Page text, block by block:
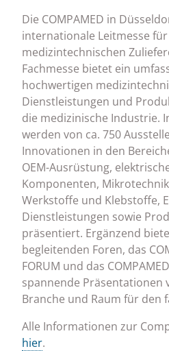
Die COMPAMED in
internationale Leitmesse
medizintechnischen
Fachmesse bietet ein
hochwertigen
Dienstleistungen und
die medizinische Industrie.
werden von ca. 750
Innovationen in den
OEM-Ausrüstung,
Komponenten,
Werkstoffe und Klebstoffe,
Dienstleistungen sowie
präsentiert. Ergänzend
begleitenden Foren, das
FORUM und das
spannende Präsentationen
Branche und Raum für den
Alle Informationen zur
hier.